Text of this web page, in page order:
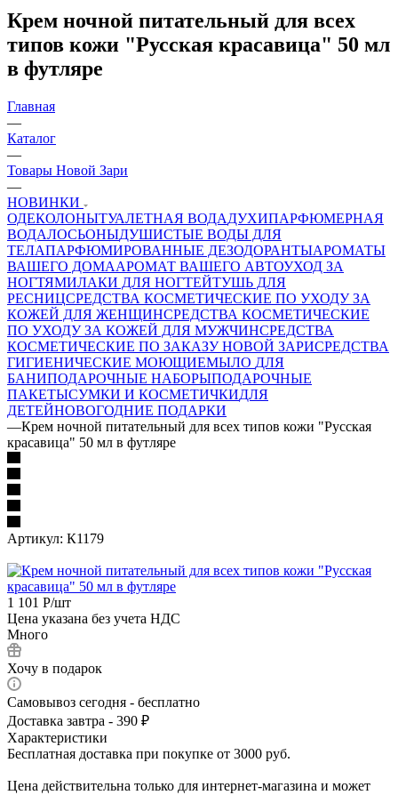
Крем ночной питательный для всех
типов кожи "Русская красавица" 50 мл
в футляре
Главная
—
Каталог
—
Товары Новой Зари
—
НОВИНКИ
ОДЕКОЛОНЫТУАЛЕТНАЯ ВОДАДУХИПАРФЮМЕРНАЯ
ВОДАЛОСЬОНЫДУШИСТЫЕ ВОДЫ ДЛЯ
ТЕЛАПАРФЮМИРОВАННЫЕ ДЕЗОДОРАНТЫАРОМАТЫ
ВАШЕГО ДОМААРОМАТ ВАШЕГО АВТОУХОД ЗА
НОГТЯМИЛАКИ ДЛЯ НОГТЕЙТУШЬ ДЛЯ
РЕСНИЦСРЕДСТВА КОСМЕТИЧЕСКИЕ ПО УХОДУ ЗА
КОЖЕЙ ДЛЯ ЖЕНЩИНСРЕДСТВА КОСМЕТИЧЕСКИЕ
ПО УХОДУ ЗА КОЖЕЙ ДЛЯ МУЖЧИНСРЕДСТВА
КОСМЕТИЧЕСКИЕ ПО ЗАКАЗУ НОВОЙ ЗАРИСРЕДСТВА
ГИГИЕНИЧЕСКИЕ МОЮЩИЕМЫЛО ДЛЯ
БАНИПОДАРОЧНЫЕ НАБОРЫПОДАРОЧНЫЕ
ПАКЕТЫСУМКИ И КОСМЕТИЧКИДЛЯ
ДЕТЕЙНОВОГОДНИЕ ПОДАРКИ
—Крем ночной питательный для всех типов кожи "Русская
красавица" 50 мл в футляре
Артикул: К1179
1 101 Р/шт
Цена указана без учета НДС
Много
Хочу в подарок
Самовывоз сегодня - бесплатно
Доставка завтра - 390 ₽
Характеристики
Бесплатная доставка при покупке от 3000 руб.
Цена действительна только для интернет-магазина и может